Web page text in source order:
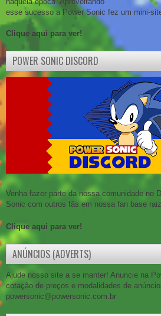
esse sucesso a Power Sonic fez um mini-
Clique aqui para ver!
POWER SONIC DISCORD
Venha fazer parte da nossa comunidade no
Sonic com outros fãs em nossa fan base
Clique aqui para ver!
ANÚNCIOS (ADVERTS)
Ajude nosso site a se manter! Anuncie na
cotação de preços e modalidades de
powersonic@powersonic.com.br